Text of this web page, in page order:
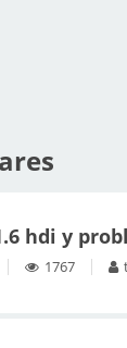
hdi y
1767